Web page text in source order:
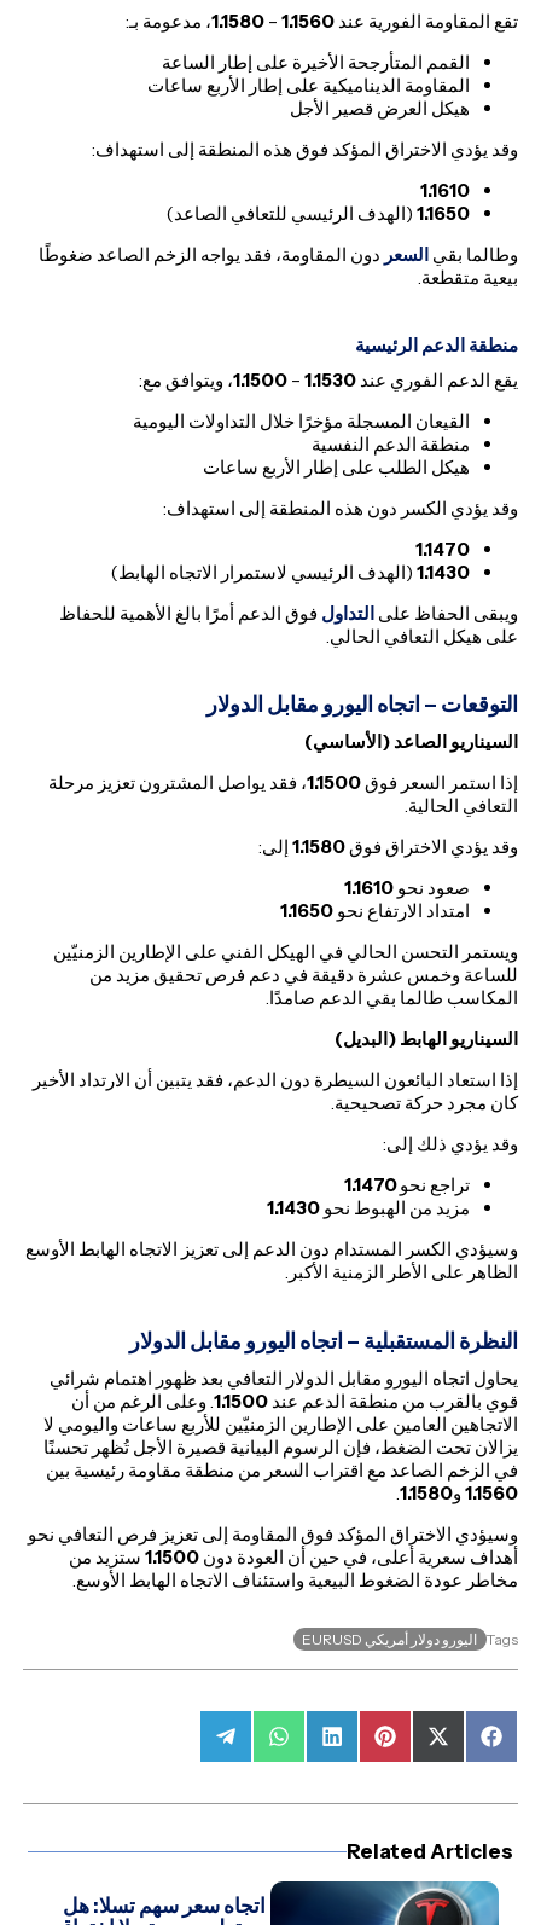
تقع المقاومة الفورية عند1.1560
–
1.1580، مدعومة بـ:
القمم المتأرجحة الأخيرة على إطار الساعة
المقاومة الديناميكية على إطار الأربع ساعات
هيكل العرض قصير الأجل
وقد يؤدي الاختراق المؤكد فوق هذه المنطقة إلى استهداف:
1.1610
1.1650 (الهدف الرئيسي للتعافي الصاعد)
وطالما بقي السعر دون المقاومة، فقد يواجه الزخم الصاعد ضغوطًا
بيعية متقطعة.
منطقة الدعم الرئيسية
يقع الدعم الفوري عند1.1530
–
1.1500، ويتوافق مع:
القيعان المسجلة مؤخرًا خلال التداولات اليومية
منطقة الدعم النفسية
هيكل الطلب على إطار الأربع ساعات
وقد يؤدي الكسر دون هذه المنطقة إلى استهداف:
1.1470
1.1430 (الهدف الرئيسي لاستمرار الاتجاه الهابط)
ويبقى الحفاظ علىالتداول فوق الدعم أمرًا بالغ الأهمية للحفاظ
على هيكل التعافي الحالي.
التوقعات – اتجاه اليورو مقابل الدولار
السيناريو الصاعد (الأساسي)
إذا استمر السعر فوق1.1500، فقد يواصل المشترون تعزيز مرحلة
التعافي الحالية.
وقد يؤدي الاختراق فوق1.1580 إلى:
صعود نحو1.1610
امتداد الارتفاع نحو1.1650
ويستمر التحسن الحالي في الهيكل الفني على الإطارين الزمنيّين
للساعة وخمس عشرة دقيقة في دعم فرص تحقيق مزيد من
المكاسب طالما بقي الدعم صامدًا.
السيناريو الهابط (البديل)
إذا استعاد البائعون السيطرة دون الدعم، فقد يتبين أن الارتداد الأخير
كان مجرد حركة تصحيحية.
وقد يؤدي ذلك إلى:
تراجع نحو1.1470
مزيد من الهبوط نحو1.1430
وسيؤدي الكسر المستدام دون الدعم إلى تعزيز الاتجاه الهابط الأوسع
الظاهر على الأطر الزمنية الأكبر.
النظرة المستقبلية – اتجاه اليورو مقابل الدولار
يحاول اتجاه اليورو مقابل الدولار التعافي بعد ظهور اهتمام شرائي
قوي بالقرب من منطقة الدعم عند1.1500. وعلى الرغم من أن
الاتجاهين العامين على الإطارين الزمنيّين للأربع ساعات واليومي لا
يزالان تحت الضغط، فإن الرسوم البيانية قصيرة الأجل تُظهر تحسنًا
في الزخم الصاعد مع اقتراب السعر من منطقة مقاومة رئيسية بين
1.1560 و1.1580
.
وسيؤدي الاختراق المؤكد فوق المقاومة إلى تعزيز فرص التعافي نحو
أهداف سعرية أعلى، في حين أن العودة دون1.1500 ستزيد من
مخاطر عودة الضغوط البيعية واستئناف الاتجاه الهابط الأوسع.
Tags اليورو دولار أمريكي EURUSD
Share
on
Share
on
(Twitter)
Share
on
Share
on
Share
on
Share
on
Related Articles
اتجاه سعر سهم تسلا: هل